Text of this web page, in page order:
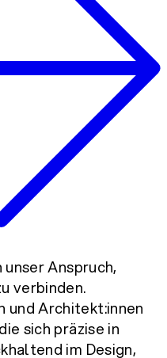
Anspruch,
verbinden.
und Architekt:innen
sich präzise in
im Design,